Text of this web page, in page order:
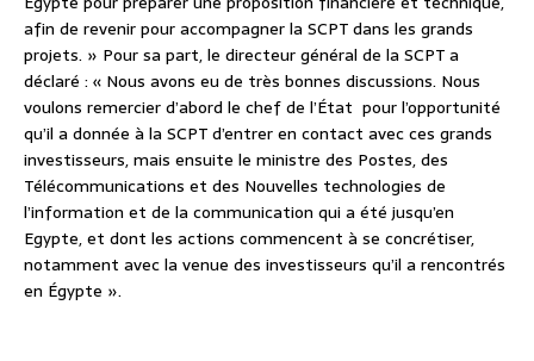
afin de revenir pour accompagner la SCPT dans les grands
projets. » Pour sa part, le directeur général de la SCPT a
déclaré : « Nous avons eu de très bonnes discussions. Nous
voulons remercier d’abord le chef de l’État pour l’opportunité
qu’il a donnée à la SCPT d’entrer en contact avec ces grands
investisseurs, mais ensuite le ministre des Postes, des
Télécommunications et des Nouvelles technologies de
l’information et de la communication qui a été jusqu’en
Egypte, et dont les actions commencent à se concrétiser,
notamment avec la venue des investisseurs qu’il a rencontrés
en Égypte ».